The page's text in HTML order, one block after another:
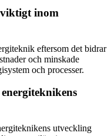
inom
eftersom det bidrar
och minskade
och processer.
utveckling